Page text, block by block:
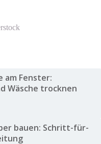
am Fenster:
Wäsche trocknen
bauen: Schritt-für-